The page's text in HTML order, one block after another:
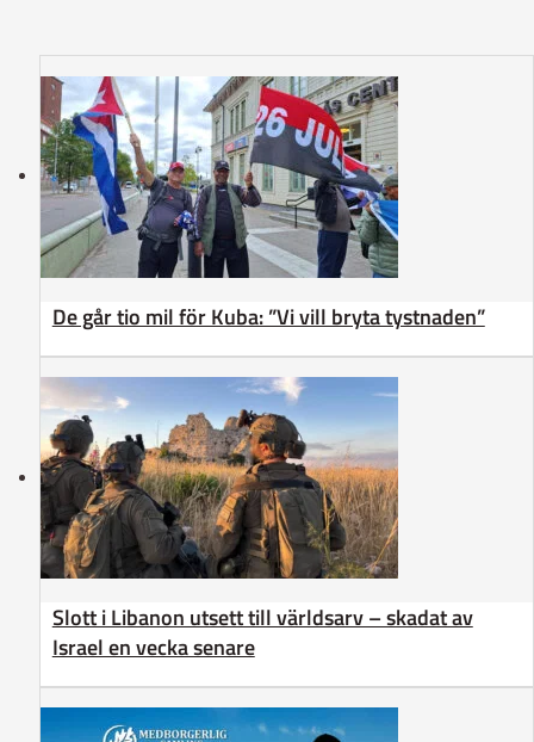
De går tio mil för Kuba: ”Vi vill bryta tystnaden”
Slott i Libanon utsett till världsarv – skadat av
Israel en vecka senare